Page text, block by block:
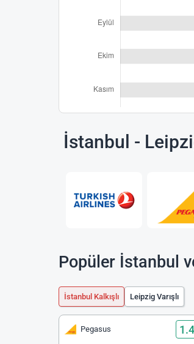
İstanbul -
Popüler İstanbul
İstanbul Kalkışlı Leipzig Varışlı
Pegasus